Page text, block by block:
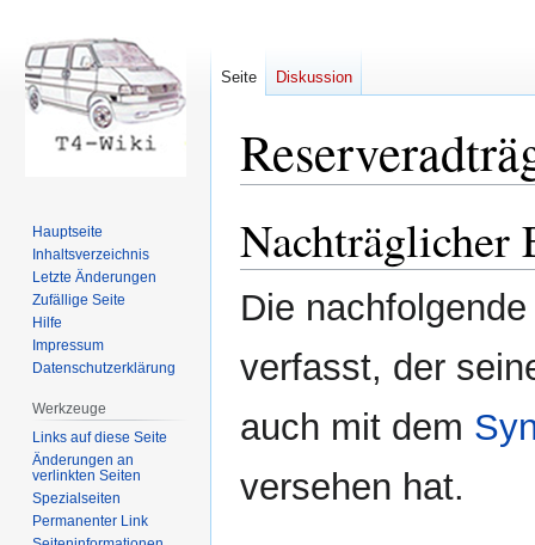
Navigation
springen
Suche
springen
Nachträglicher
Die
verfasst, der
auch mit dem
versehen hat.
Seite Diskussion
Hauptseite
Inhaltsverzeichnis
Letzte Änderungen
Zufällige Seite
Hilfe
Impressum
Datenschutzerklärung
Werkzeuge
Links auf diese Seite
Änderungen an
verlinkten Seiten
Spezialseiten
Permanenter Link